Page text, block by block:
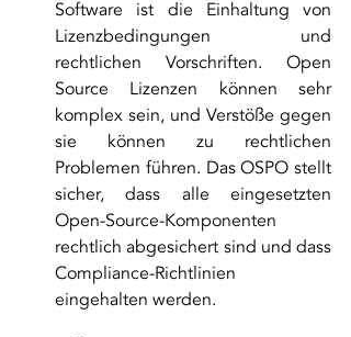
Software ist die Einhaltung von
Lizenzbedingungen und
rechtlichen Vorschriften. Open
Source Lizenzen können sehr
komplex sein, und Verstöße gegen
sie können zu rechtlichen
Problemen führen. Das OSPO stellt
sicher, dass alle eingesetzten
Open-Source-Komponenten
rechtlich abgesichert sind und dass
Compliance-Richtlinien
eingehalten werden.